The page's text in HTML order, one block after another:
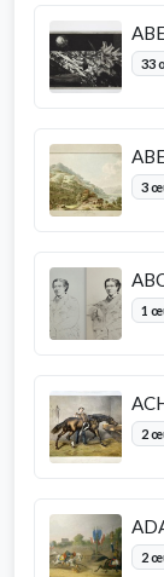
33
3
1
2
2